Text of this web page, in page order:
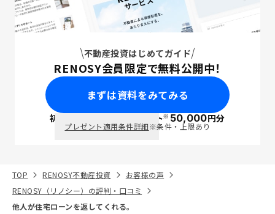
不動産投資はじめてガイド
RENOSY会員限定で無料公開中！
まずは資料をみてみる
初回面談で ポイント※50,000円分
プレゼント適用条件詳細※条件・上限あり
TOP RENOSY不動産投資
お客様の声
RENOSY（リノシー）の評判・口コミ
他人が住宅ローンを返してくれる。